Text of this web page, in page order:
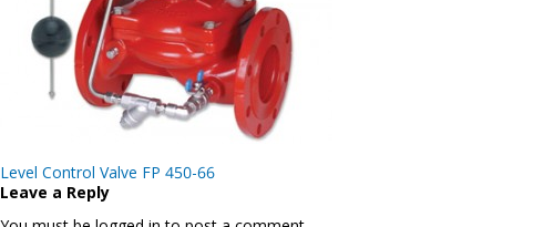
Post
navigation
Level Control Valve FP 450-66
Leave a Reply